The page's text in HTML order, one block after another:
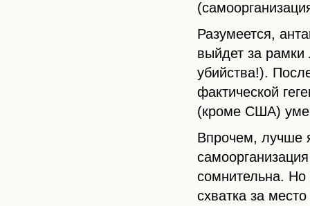
Разумеется,
выйдет за рамки
убийства!).
фактической
(кроме США)
Впрочем, лучше
сомнительна. Но
схватка за